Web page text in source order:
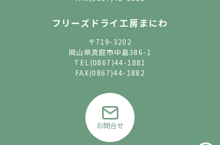
フリーズドライ工房まにわ
〒719-3202
岡山県真庭市中島386-1
TEL (0867)44-1881
FAX(0867)44-1882
お問合せ